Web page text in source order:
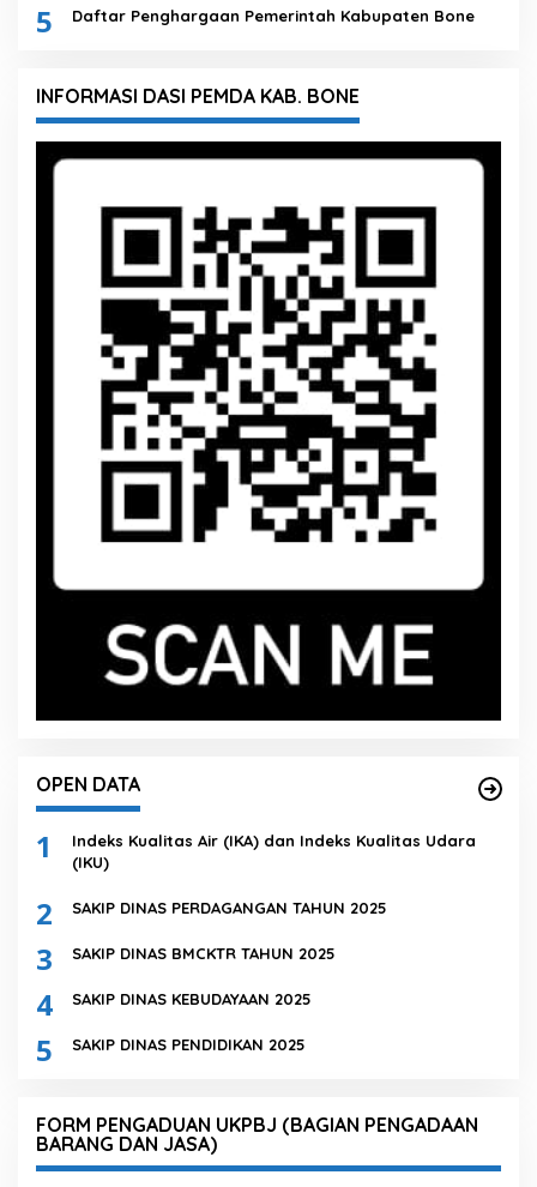
5 Daftar Penghargaan Pemerintah Kabupaten Bone
INFORMASI DASI PEMDA KAB. BONE
OPEN DATA
1
Indeks Kualitas Air (IKA) dan Indeks Kualitas Udara
(IKU)
2 SAKIP DINAS PERDAGANGAN TAHUN 2025
3 SAKIP DINAS BMCKTR TAHUN 2025
4 SAKIP DINAS KEBUDAYAAN 2025
5 SAKIP DINAS PENDIDIKAN 2025
FORM PENGADUAN UKPBJ (BAGIAN PENGADAAN
BARANG DAN JASA)